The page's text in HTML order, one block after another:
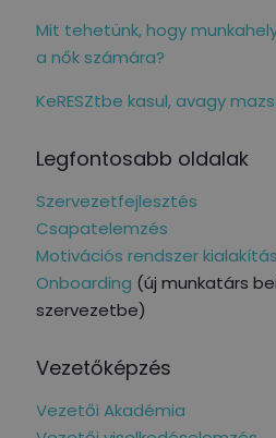
Mit tehetünk, hogy
a nők számára?
KeRESZtbe kasul, avagy
Legfontosabb oldalak
Szervezetfejlesztés
Csapatelemzés
Motivációs rendszer
Onboarding (új munkatárs
szervezetbe)
Vezetőképzés
Vezetői Akadémia